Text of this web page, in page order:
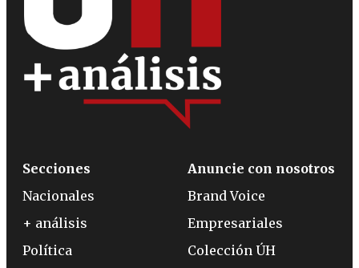
Secciones
Nacionales
+ análisis
Política
Anuncie con nosotros
Brand Voice
Empresariales
Colección ÚH